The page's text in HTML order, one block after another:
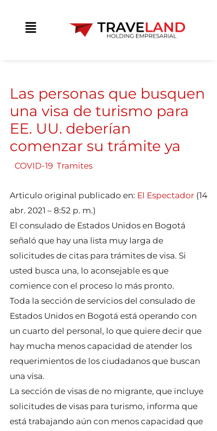
Main
Las personas que busquen
una visa de turismo para
EE. UU. deberían
comenzar su trámite ya
COVID-19 Tramites
Articulo original publicado en: El Espectador (14
abr. 2021 – 8:52 p. m.)
El consulado de Estados Unidos en Bogotá
señaló que hay una lista muy larga de
solicitudes de citas para trámites de visa. Si
usted busca una, lo aconsejable es que
comience con el proceso lo más pronto.
Toda la sección de servicios del consulado de
Estados Unidos en Bogotá está operando con
un cuarto del personal, lo que quiere decir que
hay mucha menos capacidad de atender los
requerimientos de los ciudadanos que buscan
una visa.
La sección de visas de no migrante, que incluye
solicitudes de visas para turismo, informa que
está trabajando aún con menos capacidad que